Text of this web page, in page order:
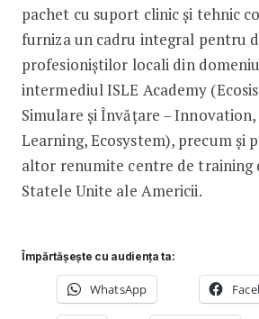
pachet cu suport clinic și tehnic
furniza un cadru integral pentru
profesioniștilor locali din
intermediul ISLE Academy
Simulare și Învățare –
Learning, Ecosystem), precum și
altor renumite centre de training
Statele Unite ale Americii.
Împărtășește cu audiența ta:
WhatsApp